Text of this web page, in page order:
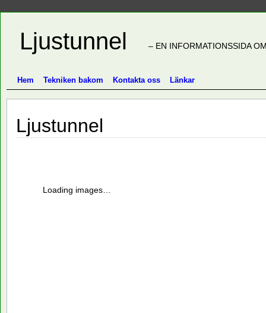
Ljustunnel – EN INFORMATIONSSIDA
Hem Tekniken bakom Kontakta oss Länkar
Ljustunnel
Loading images…